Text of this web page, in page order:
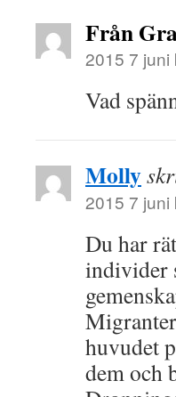
Från
2015 7 juni
Vad
Molly
2015 7 juni
Du har
individer
huvudet
dem och